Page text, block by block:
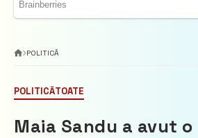
POLITICĂ
POLITICĂTOATE
Maia Sandu a avut o